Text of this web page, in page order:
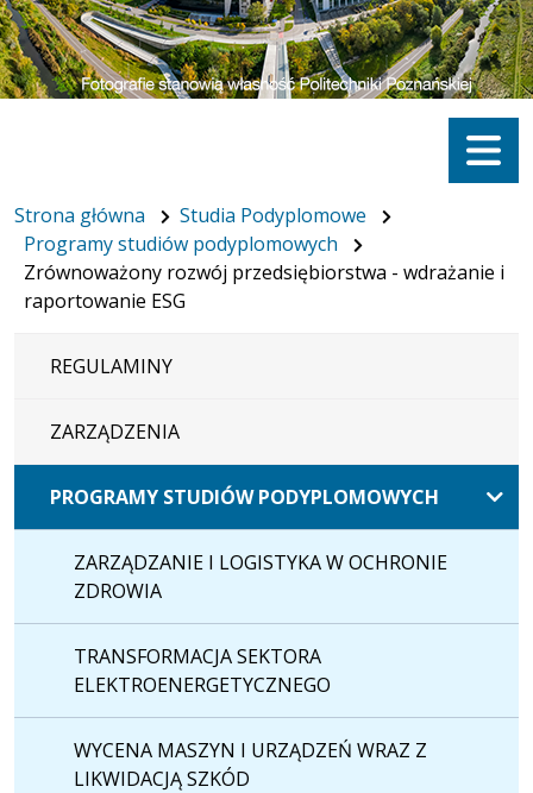
Menu
Strona główna
Studia Podyplomowe
Programy studiów podyplomowych
Zrównoważony rozwój przedsiębiorstwa - wdrażanie i
raportowanie ESG
REGULAMINY
ZARZĄDZENIA
PROGRAMY STUDIÓW PODYPLOMOWYCH
ZARZĄDZANIE I LOGISTYKA W OCHRONIE
ZDROWIA
TRANSFORMACJA SEKTORA
ELEKTROENERGETYCZNEGO
WYCENA MASZYN I URZĄDZEŃ WRAZ Z
LIKWIDACJĄ SZKÓD